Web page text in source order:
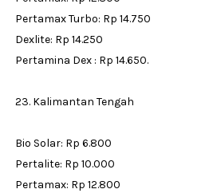
Pertamax Turbo: Rp 14.750
Dexlite: Rp 14.250
Pertamina Dex : Rp 14.650.
23. Kalimantan Tengah
Bio Solar: Rp 6.800
Pertalite: Rp 10.000
Pertamax: Rp 12.800